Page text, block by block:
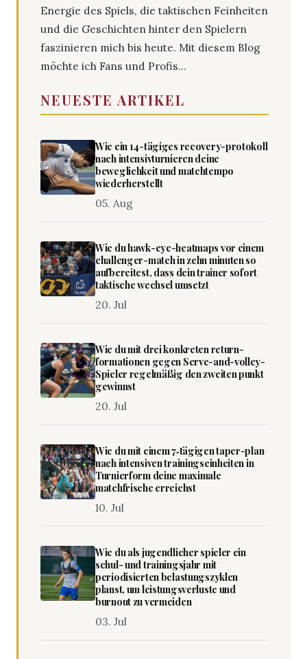
Energie des Spiels, die taktischen Feinheiten
und die Geschichten hinter den Spielern
faszinieren mich bis heute. Mit diesem Blog
möchte ich Fans und Profis...
NEUESTE ARTIKEL
Wie ein 14-tägiges recovery-protokoll
nach intensivturnieren deine
beweglichkeit und matchtempo
wiederherstellt
05. Aug
Wie du hawk-eye-heatmaps vor einem
challenger-match in zehn minuten so
aufbereitest, dass dein trainer sofort
taktische wechsel umsetzt
20. Jul
Wie du mit drei konkreten return-
formationen gegen Serve-and-volley-
Spieler regelmäßig den zweiten punkt
gewinnst
20. Jul
Wie du mit einem 7‑tägigen taper-plan
nach intensiven trainingseinheiten in
Turnierform deine maximale
matchfrische erreichst
10. Jul
Wie du als jugendlicher spieler ein
schul- und trainingsjahr mit
periodisierten belastungszyklen
planst, um leistungsverluste und
burnout zu vermeiden
03. Jul